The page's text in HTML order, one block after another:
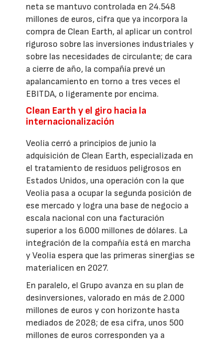
neta se mantuvo controlada en 24.548
millones de euros, cifra que ya incorpora la
compra de Clean Earth, al aplicar un control
riguroso sobre las inversiones industriales y
sobre las necesidades de circulante; de cara
a cierre de año, la compañía prevé un
apalancamiento en torno a tres veces el
EBITDA, o ligeramente por encima.
Clean Earth y el giro hacia la
internacionalización
Veolia cerró a principios de junio la
adquisición de Clean Earth, especializada en
el tratamiento de residuos peligrosos en
Estados Unidos, una operación con la que
Veolia pasa a ocupar la segunda posición de
ese mercado y logra una base de negocio a
escala nacional con una facturación
superior a los 6.000 millones de dólares. La
integración de la compañía está en marcha
y Veolia espera que las primeras sinergias se
materialicen en 2027.
En paralelo, el Grupo avanza en su plan de
desinversiones, valorado en más de 2.000
millones de euros y con horizonte hasta
mediados de 2028; de esa cifra, unos 500
millones de euros corresponden ya a